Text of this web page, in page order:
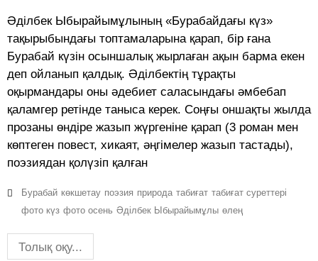
Әділбек Ыбырайымұлының «Бурабайдағы күз»
тақырыбындағы топтамаларына қарап, бір ғана
Бурабай күзін осыншалық жырлаған ақын барма екен
деп ойланып қалдық. Әділбектің тұрақты
оқырмандары оны әдебиет саласындағы әмбебап
қаламгер ретінде таныса керек. Соңғы оншақты жылда
прозаны өндіре жазып жүргеніне қарап (3 роман мен
көптеген повест, хикаят, әңгімелер жазып тастады),
поэзиядан қолүзіп қалған
Бурабай көкшетау поэзия природа табиғат табиғат суреттері
фото күз фото осень Әділбек Ыбырайымұлы өлең
Толық оқу...